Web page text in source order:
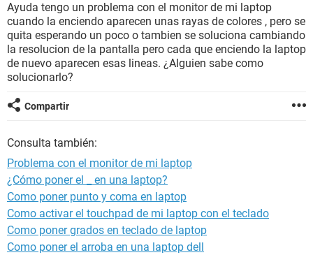
Ayuda tengo un problema con el monitor de mi laptop
cuando la enciendo aparecen unas rayas de colores , pero se
quita esperando un poco o tambien se soluciona cambiando
la resolucion de la pantalla pero cada que enciendo la laptop
de nuevo aparecen esas lineas. ¿Alguien sabe como
solucionarlo?
Compartir
Consulta también:
Problema con el monitor de mi laptop
¿Cómo poner el _ en una laptop?
Como poner punto y coma en laptop
Como activar el touchpad de mi laptop con el teclado
Como poner grados en teclado de laptop
Como poner el arroba en una laptop dell